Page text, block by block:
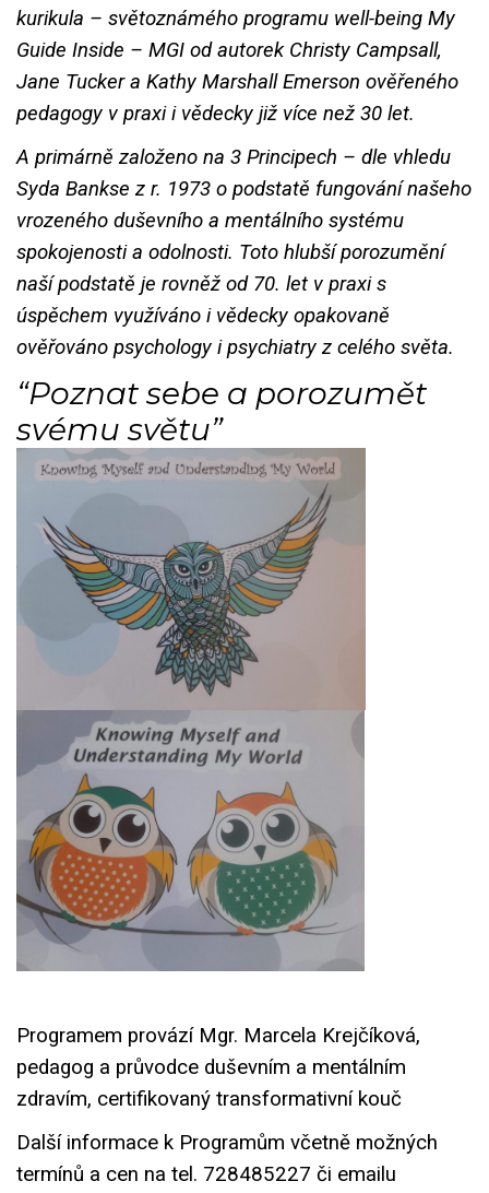
kurikula – světoznámého programu well-being My
Guide Inside – MGI od autorek Christy Campsall,
Jane Tucker a Kathy Marshall Emerson ověřeného
pedagogy v praxi i vědecky již více než 30 let.
A primárně založeno na 3 Principech – dle vhledu
Syda Bankse z r. 1973 o podstatě fungování našeho
vrozeného duševního a mentálního systému
spokojenosti a odolnosti. Toto hlubší porozumění
naší podstatě je rovněž od 70. let v praxi s
úspěchem využíváno i vědecky opakovaně
ověřováno psychology i psychiatry z celého světa.
“Poznat sebe a porozumět
svému světu”
Programem provází Mgr. Marcela Krejčíková,
pedagog a průvodce duševním a mentálním
zdravím, certifikovaný transformativní kouč
Další informace k Programům včetně možných
termínů a cen na tel. 728485227 či emailu